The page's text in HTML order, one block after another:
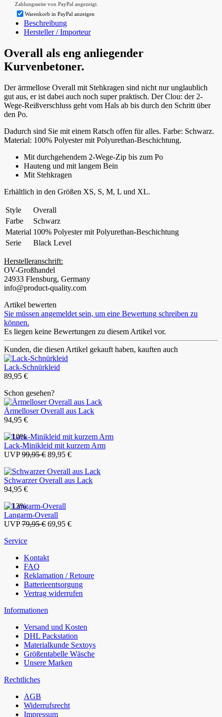
Zahlungsseite von PayPal angezeigt.
Warenkorb in PayPal anzeigen
Beschreibung
Hersteller / Importeur
Overall als eng anliegender
Kurvenbetoner.
Der ärrmellose Overall mit Stehkragen sind nicht nur unglaublich
gut aus, er ist dabei auch noch super praktisch. Der Clou: der 2-
Wege-Reißverschluss geht vom Hals ab bis durch den Schritt über
den Po.
Dadurch sind Sie mit einem Ratsch offen für alles. Farbe: Schwarz.
Material: 100% Polyester mit Polyurethan-Beschichtung.
Mit durchgehendem 2-Wege-Zip bis zum Po
Hauteng und mit langem Bein
Mit Stehkragen
Erhältlich in den Größen XS, S, M, L und XL.
Style
Overall
Farbe
Schwarz
Material 100% Polyester mit Polyurethan-Beschichtung
Serie
Black Level
Herstelleranschrift:
OV-Großhandel
24933 Flensburg, Germany
info@product-quality.com
Artikel bewerten
Sie müssen angemeldet sein, um eine Bewertung schreiben zu
können.
Es liegen keine Bewertungen zu diesem Artikel vor.
Kunden, die diesen Artikel gekauft haben, kauften auch
Lack-Schnürkleid
89,95 €
Schon gesehen?
Ärmelloser Overall aus Lack
94,95 €
- 10%
Lack-Minikleid mit kurzem Arm
UVP99,95 € 89,95 €
Schwarzer Overall aus Lack
94,95 €
- 13%
Langarm-Overall
UVP79,95 € 69,95 €
Service
Kontakt
FAQ
Reklamation / Retoure
Batterieentsorgung
Vertrag widerrufen
Informationen
Versand und Kosten
DHL Packstation
Materialkunde Sextoys
Größentabelle Wäsche
Unsere Marken
Rechtliches
AGB
Widerrufsrecht
Impressum